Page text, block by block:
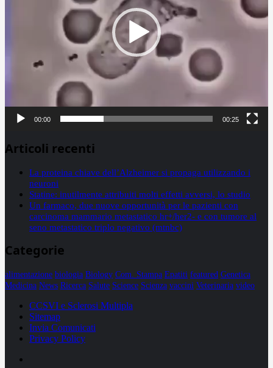
00:00 00:25
Articoli recenti
La proteina chiave dell’Alzheimer si propaga utilizzando i
neuroni
Statine: inutilmente attribuiti molti effetti avversi, lo studio
Un farmaco, due nuove opportunità per le pazienti con
carcinoma mammario metastatico hr+/her2- e con tumore al
seno metastatico triplo negativo (mtnbc)
Categorie
alimentazione biologia Biology Com. Stampa Epatiti featured Genetica
Medicina News Ricerca Salute Science Scienza vaccini Veterinaria video
CCSVI e Sclerosi Multipla
Sitemap
Invia Comunicati
Privacy Policy